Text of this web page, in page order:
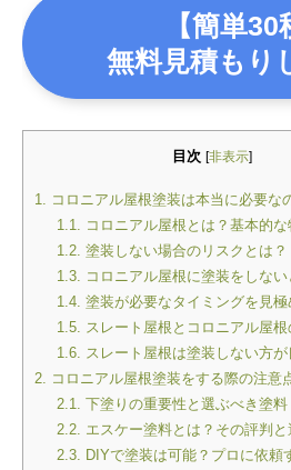
【簡単30
無料見積もり
目次 [非表示]
1.
コロニアル屋根塗装は本当に必要な
1.1.
コロニアル屋根とは？基本的
1.2. 塗装しない場合のリスクとは？
1.3.
コロニアル屋根に塗装をしな
1.4. 塗装が必要なタイミングを見極
1.5.
スレート屋根とコロニアル屋根
1.6.
スレート屋根は塗装しない方が
2.
コロニアル屋根塗装をする際の注意
2.1.
下塗りの重要性と選ぶべき塗料
2.2. エスケー塗料とは？その評判と
2.3. DIYで塗装は可能？プロに依頼